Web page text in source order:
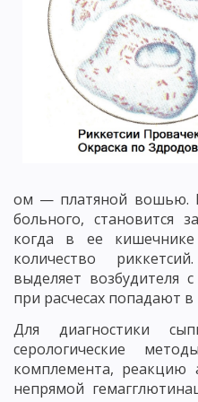
ом — платяной вошью.
больного, становится
когда в ее кишечнике
количество
выделяет возбудителя
при расчесах попадают в
Для диагностики
серологические
комплемента, реакцию
непрямой